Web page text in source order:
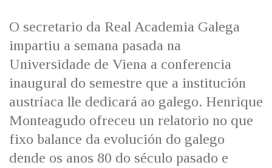
MARCIAL DEL ADALID
CASA-MUSEO EMILIA PARDO
BAZÁN
60 ANOS DLG
PRIMAVERA DAS LETRAS
PORTAL DAS PALABRAS
O secretario da Real Academia Galega
impartiu a semana pasada na
Universidade de Viena a conferencia
inaugural do semestre que a institución
austríaca lle dedicará ao galego. Henrique
Monteagudo ofreceu un relatorio no que
fixo balance da evolución do galego
dende os anos 80 do século pasado e